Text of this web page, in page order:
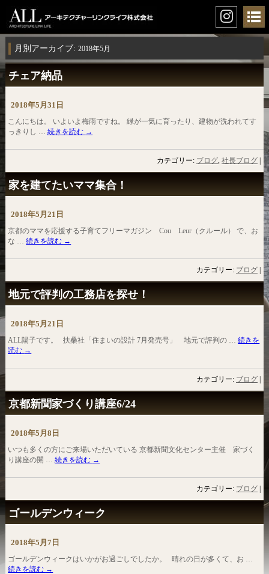
月別アーカイブ: 2018年5月
チェア納品
2018年5月31日
こんにちは。 いよいよ梅雨ですね。 緑が一気に育ったり、建物が洗われてす
っきりし …続きを読む →
カテゴリー: ブログ,社長ブログ
家を建てたいママ集合！
2018年5月21日
京都のママを応援する子育てフリーマガジン Cou Leur（クルール） で、お
な …続きを読む →
カテゴリー: ブログ
地元で評判の工務店を探せ！
2018年5月21日
ALL陽子です。 扶桑社「住まいの設計 7月発売号」 地元で評判の …続きを
読む →
カテゴリー: ブログ
京都新聞家づくり講座6/24
2018年5月8日
いつも多くの方にご来場いただいている 京都新聞文化センター主催 家づく
り講座の開 …続きを読む →
カテゴリー: ブログ
ゴールデンウィーク
2018年5月7日
ゴールデンウィークはいかがお過ごしでしたか。 晴れの日が多くて、お …
続きを読む →